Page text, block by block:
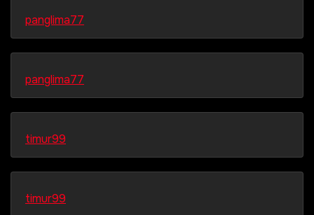
panglima77
panglima77
timur99
timur99